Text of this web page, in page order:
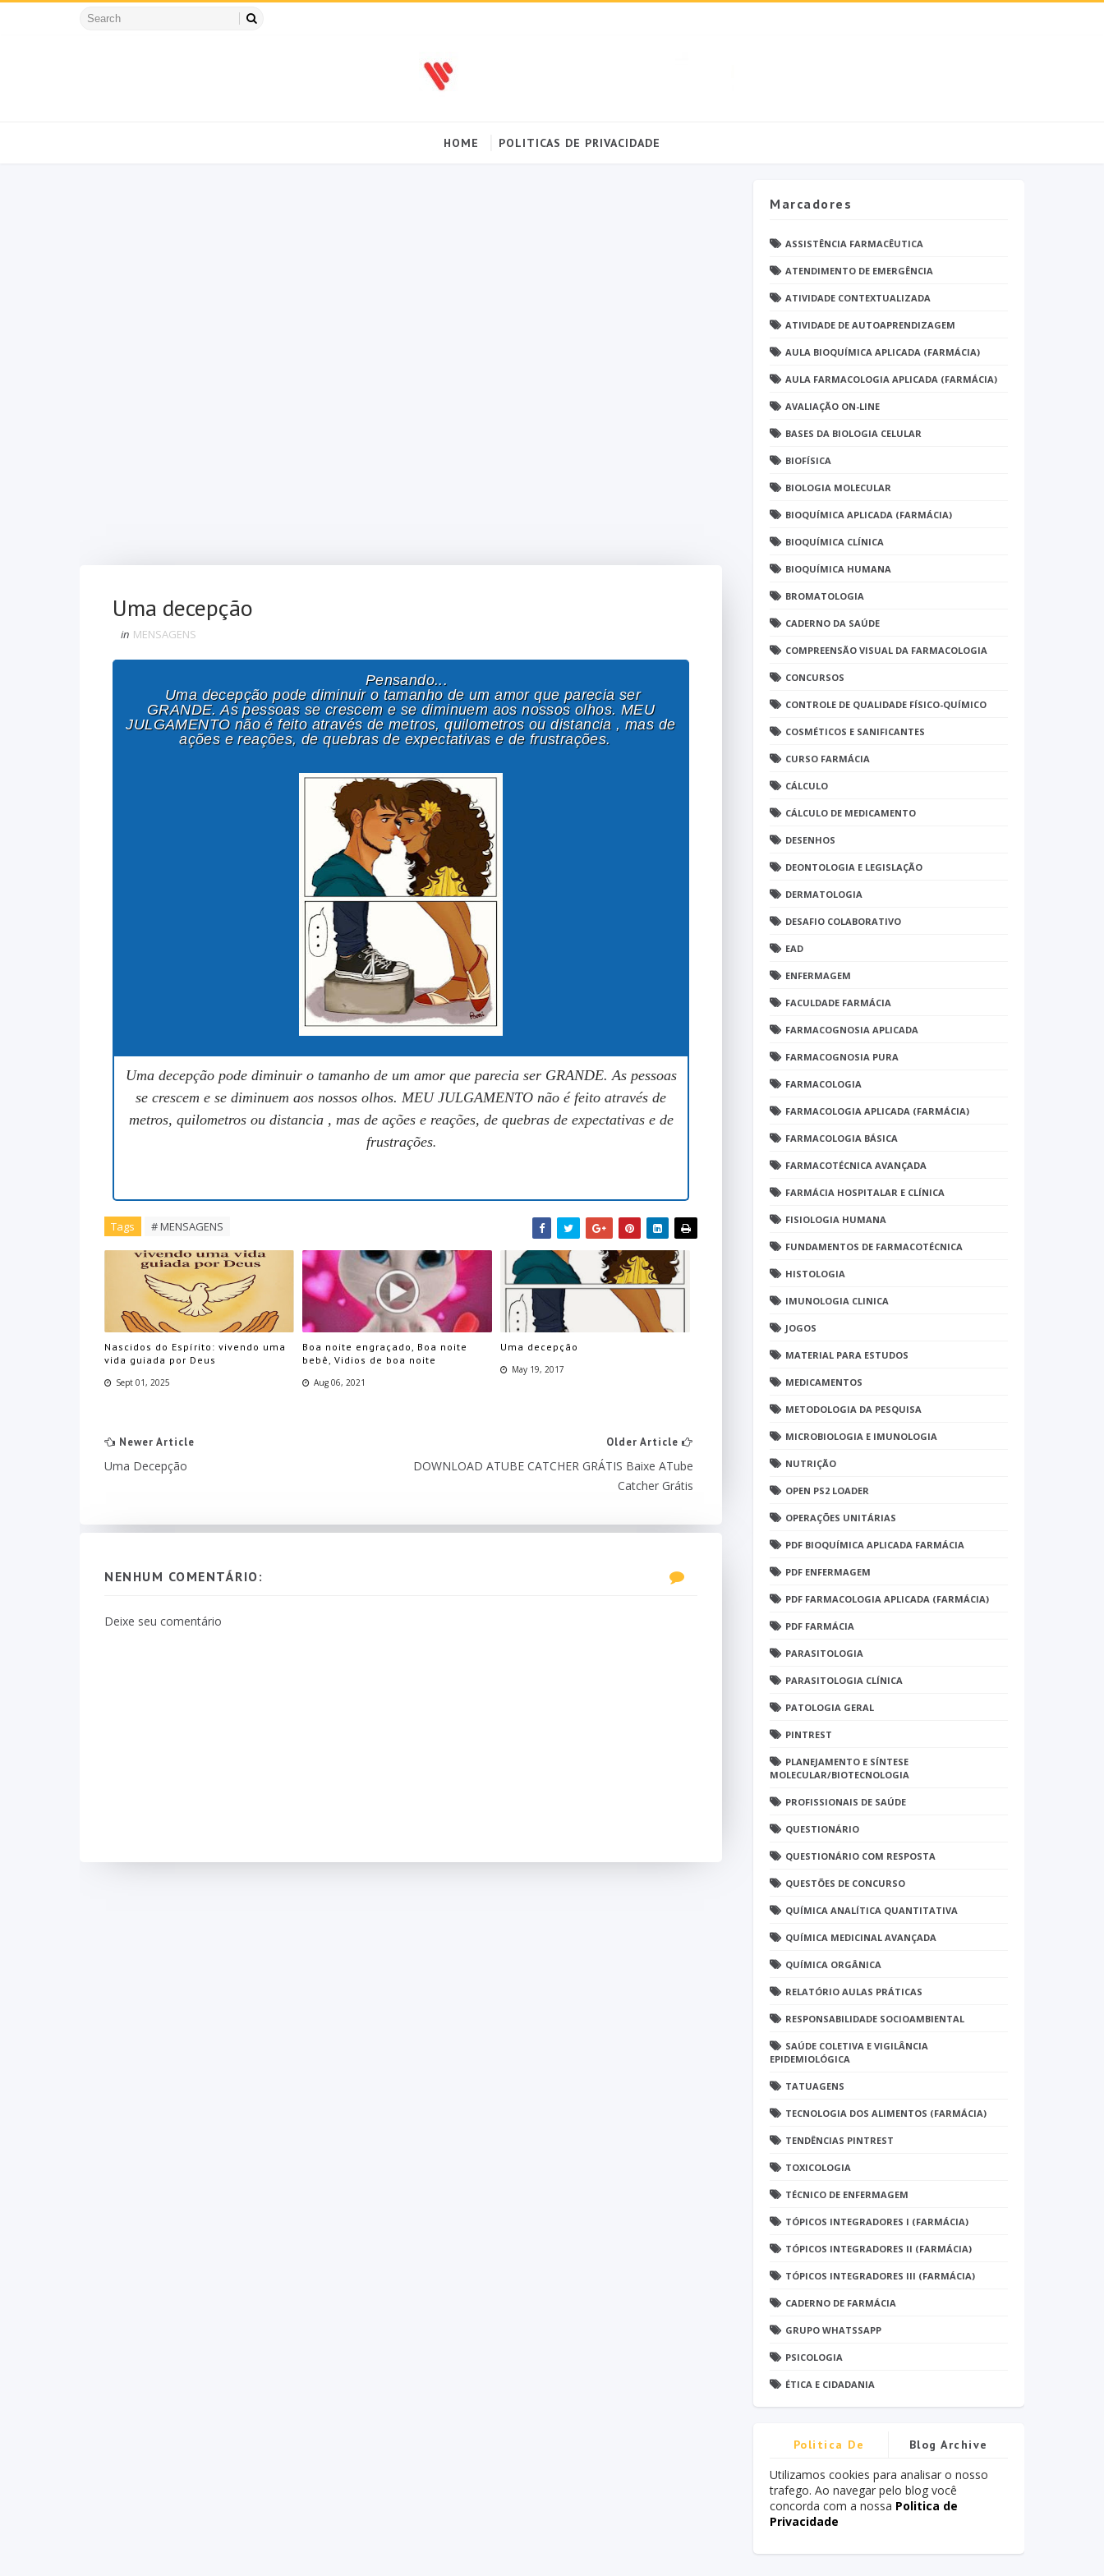
HOME POLITICAS DE PRIVACIDADE
Uma decepção
in MENSAGENS
Pensando...
Uma decepção pode diminuir o tamanho de um amor que parecia ser
GRANDE. As pessoas se crescem e se diminuem aos nossos olhos. MEU
JULGAMENTO não é feito através de metros, quilometros ou distancia , mas de
ações e reações, de quebras de expectativas e de frustrações.
Uma decepção pode diminuir o tamanho de um amor que parecia ser GRANDE. As pessoas
se crescem e se diminuem aos nossos olhos. MEU JULGAMENTO não é feito através de
metros, quilometros ou distancia , mas de ações e reações, de quebras de expectativas e de
frustrações.
Tags # MENSAGENS
Nascidos do Espírito: vivendo uma
vida guiada por Deus
Sept 01, 2025
Boa noite engraçado, Boa noite
bebê, Vidios de boa noite
Aug 06, 2021
Uma decepção
May 19, 2017
Newer Article
Uma Decepção
Older Article
DOWNLOAD ATUBE CATCHER GRÁTIS Baixe ATube
Catcher Grátis
NENHUM COMENTÁRIO:
Deixe seu comentário
Marcadores
ASSISTÊNCIA FARMACÊUTICA
ATENDIMENTO DE EMERGÊNCIA
ATIVIDADE CONTEXTUALIZADA
ATIVIDADE DE AUTOAPRENDIZAGEM
AULA BIOQUÍMICA APLICADA (FARMÁCIA)
AULA FARMACOLOGIA APLICADA (FARMÁCIA)
AVALIAÇÃO ON-LINE
BASES DA BIOLOGIA CELULAR
BIOFÍSICA
BIOLOGIA MOLECULAR
BIOQUÍMICA APLICADA (FARMÁCIA)
BIOQUÍMICA CLÍNICA
BIOQUÍMICA HUMANA
BROMATOLOGIA
CADERNO DA SAÚDE
COMPREENSÃO VISUAL DA FARMACOLOGIA
CONCURSOS
CONTROLE DE QUALIDADE FÍSICO-QUÍMICO
COSMÉTICOS E SANIFICANTES
CURSO FARMÁCIA
CÁLCULO
CÁLCULO DE MEDICAMENTO
DESENHOS
DEONTOLOGIA E LEGISLAÇÃO
DERMATOLOGIA
DESAFIO COLABORATIVO
EAD
ENFERMAGEM
FACULDADE FARMÁCIA
FARMACOGNOSIA APLICADA
FARMACOGNOSIA PURA
FARMACOLOGIA
FARMACOLOGIA APLICADA (FARMÁCIA)
FARMACOLOGIA BÁSICA
FARMACOTÉCNICA AVANÇADA
FARMÁCIA HOSPITALAR E CLÍNICA
FISIOLOGIA HUMANA
FUNDAMENTOS DE FARMACOTÉCNICA
HISTOLOGIA
IMUNOLOGIA CLINICA
JOGOS
MATERIAL PARA ESTUDOS
MEDICAMENTOS
METODOLOGIA DA PESQUISA
MICROBIOLOGIA E IMUNOLOGIA
NUTRIÇÃO
OPEN PS2 LOADER
OPERAÇÕES UNITÁRIAS
PDF BIOQUÍMICA APLICADA FARMÁCIA
PDF ENFERMAGEM
PDF FARMACOLOGIA APLICADA (FARMÁCIA)
PDF FARMÁCIA
PARASITOLOGIA
PARASITOLOGIA CLÍNICA
PATOLOGIA GERAL
PINTREST
PLANEJAMENTO E SÍNTESE
MOLECULAR/BIOTECNOLOGIA
PROFISSIONAIS DE SAÚDE
QUESTIONÁRIO
QUESTIONÁRIO COM RESPOSTA
QUESTÕES DE CONCURSO
QUÍMICA ANALÍTICA QUANTITATIVA
QUÍMICA MEDICINAL AVANÇADA
QUÍMICA ORGÂNICA
RELATÓRIO AULAS PRÁTICAS
RESPONSABILIDADE SOCIOAMBIENTAL
SAÚDE COLETIVA E VIGILÂNCIA
EPIDEMIOLÓGICA
TATUAGENS
TECNOLOGIA DOS ALIMENTOS (FARMÁCIA)
TENDÊNCIAS PINTREST
TOXICOLOGIA
TÉCNICO DE ENFERMAGEM
TÓPICOS INTEGRADORES I (FARMÁCIA)
TÓPICOS INTEGRADORES II (FARMÁCIA)
TÓPICOS INTEGRADORES III (FARMÁCIA)
CADERNO DE FARMÁCIA
GRUPO WHATSSAPP
PSICOLOGIA
ÉTICA E CIDADANIA
Politica De
Privacidade
Blog Archive
Utilizamos cookies para analisar o nosso
trafego. Ao navegar pelo blog você
concorda com a nossa Politica de
Privacidade